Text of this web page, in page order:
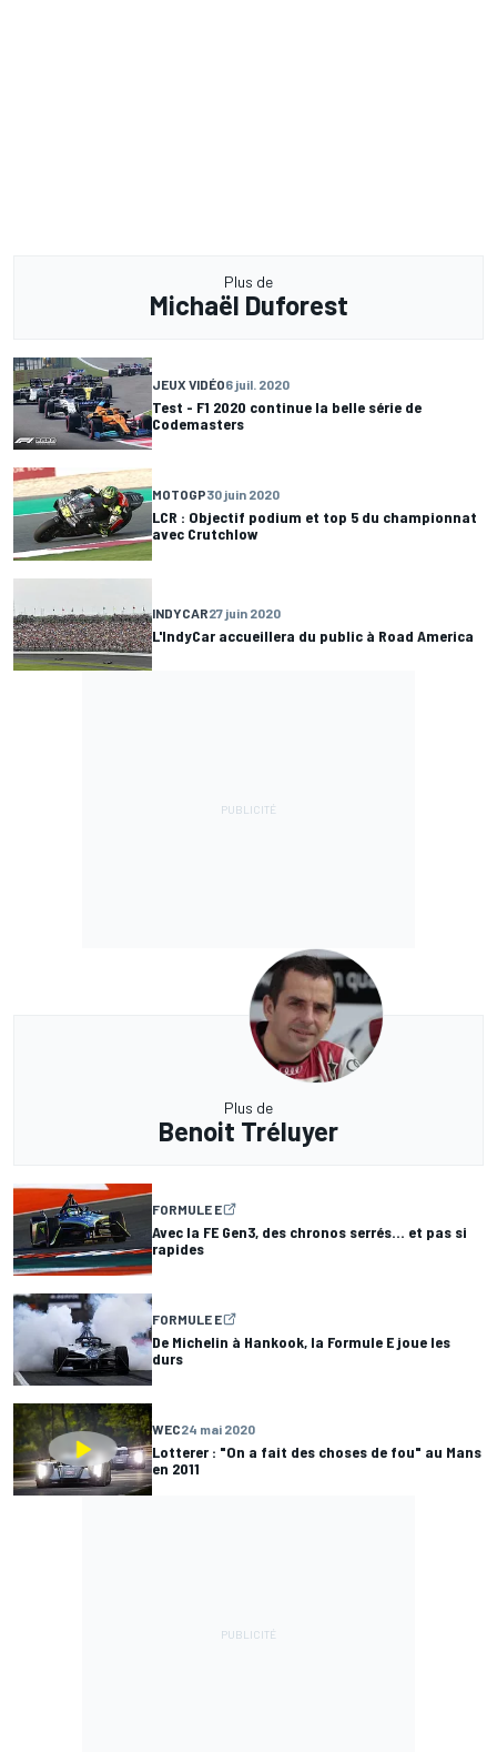
Plus de
Michaël Duforest
JEUX VIDÉO6 juil. 2020
Test - F1 2020 continue la belle série de
Codemasters
MOTOGP30 juin 2020
LCR : Objectif podium et top 5 du championnat
avec Crutchlow
INDYCAR27 juin 2020
L'IndyCar accueillera du public à Road America
Plus de
Benoit Tréluyer
FORMULE E
Avec la FE Gen3, des chronos serrés… et pas si
rapides
FORMULE E
De Michelin à Hankook, la Formule E joue les
durs
WEC24 mai 2020
Lotterer : "On a fait des choses de fou" au Mans
en 2011